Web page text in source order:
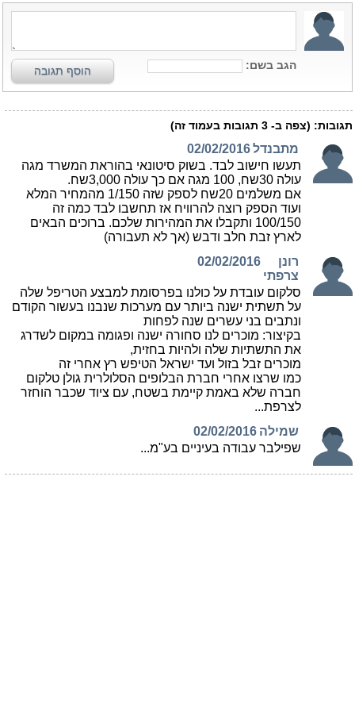
הגב בשם: הוסף תגובה
תגובות: (צפה ב- 3 תגובות בעמוד זה)
מתבנדל02/02/2016
תעשו חישוב לבד. בשוק סיטונאי בהוראת המשרד מגה
עולה 30שח, 100 מגה אם כך עולה 3,000שח.
אם משלמים 20שח לספק שזה 1/150 מהמחיר המלא
ועוד הספק רוצה להרוויח אז תחשבו לבד כמה זה
100/150 ותקבלו את המהירות שלכם. ברוכים הבאים
לארץ זבת חלב ודבש (אך לא תעבורה)
רונן
צרפתי
02/02/2016
סלקום עובדת על כולנו בפרסומת למבצע הטריפל שלה
על תשתית ישנה ביותר עם מערכות שנבנו בעשור הקודם
ונתבים בני עשרים שנה לפחות
בקיצור: מוכרים לנו סחורה ישנה ופגומה במקום לשדרג
את התשתיות שלה ולהיות בחזית,
מוכרים זבל בזול ועד ישראל הטיפש רץ אחרי זה
כמו שרצו אחרי חברת הבלופים הסלולרית גולן טלקום
חברה שלא באמת קיימת בשטח, עם ציוד שכבר הוחזר
לצרפת...
שמילה 02/02/2016
שפילבר עבודה בעיניים בע"מ...